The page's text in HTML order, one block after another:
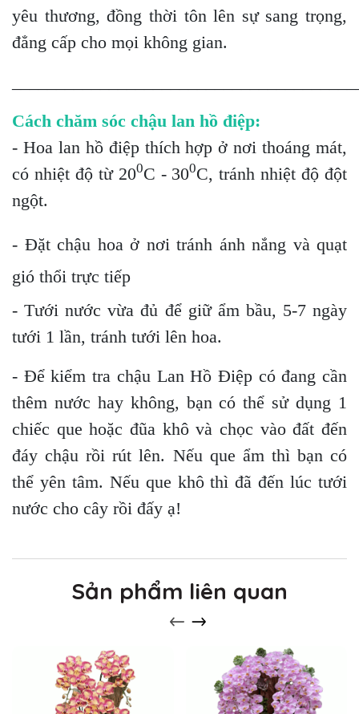
yêu thương, đồng thời tôn lên sự sang trọng,
đẳng cấp cho mọi không gian.
Cách chăm sóc chậu lan hồ điệp:
- Hoa lan hồ điệp thích hợp ở nơi thoáng mát,
có nhiệt độ từ 200C - 300C, tránh nhiệt độ đột
ngột.
- Đặt chậu hoa ở nơi tránh ánh nắng và quạt
gió thổi trực tiếp
- Tưới nước vừa đủ để giữ ẩm bầu, 5-7 ngày
tưới 1 lần, tránh tưới lên hoa.
- Để kiểm tra chậu Lan Hồ Điệp có đang cần
thêm nước hay không, bạn có thể sử dụng 1
chiếc que hoặc đũa khô và chọc vào đất đến
đáy chậu rồi rút lên. Nếu que ẩm thì bạn có
thể yên tâm. Nếu que khô thì đã đến lúc tưới
nước cho cây rồi đấy ạ!
Sản phẩm liên quan